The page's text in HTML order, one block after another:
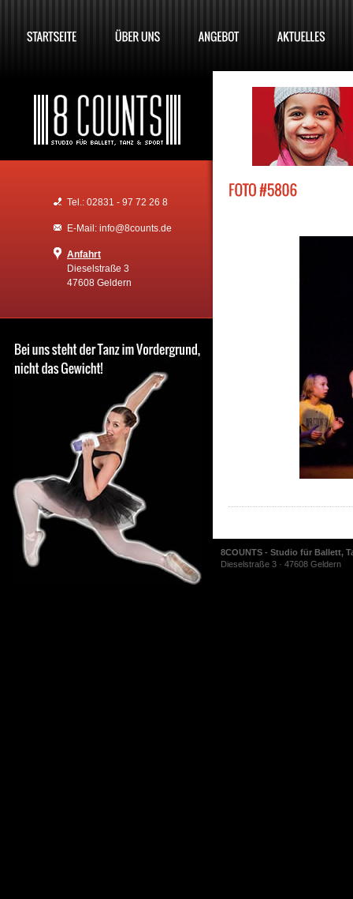
Tel.: 02831 - 97 72 26 8
E-Mail: info@8counts.de
Anfahrt
Dieselstraße 3
47608 Geldern
8COUNTS - Studio für Ballett,
Dieselstraße 3 · 47608 Geldern